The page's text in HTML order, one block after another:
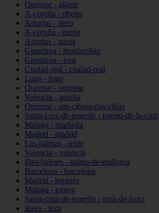
Ourense - allariz
A-coruña - ribeira
Asturias - siero
A-coruña - narón
Asturias - navia
Gipuzkoa - hondarribia
Gipuzkoa - irun
Ciudad-real - ciudad-real
Lugo - lugo
Ourense - ourense
Valencia - gandia
Ourense - san-cibrao-das-viñas
Santa-cruz-de-tenerife - puerto-de-la-cruz
Málaga - marbella
Madrid - madrid
Las-palmas - telde
Valencia - valencia
Illes-balears - palma-de-mallorca
Barcelona - barcelona
Madrid - leganés
Málaga - torrox
Santa-cruz-de-tenerife - guía-de-isora
álava - leza